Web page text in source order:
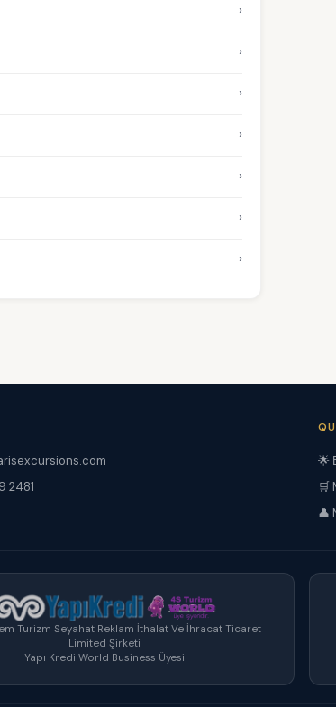
›
›
›
›
›
›
›
2481
🌟
🛒
👤
Turizm Seyahat Reklam İthalat Ve İhracat Ticaret
Limited Şirketi
Yapı Kredi World Business Üyesi